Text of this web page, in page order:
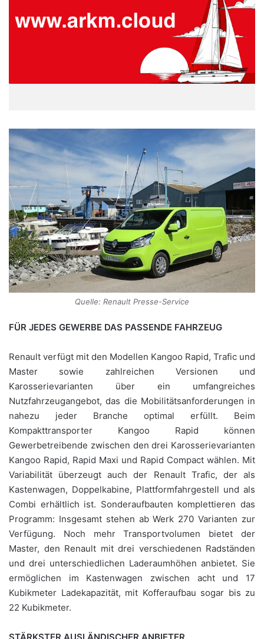
Quelle: Renault Presse-Service
FÜR JEDES GEWERBE DAS PASSENDE FAHRZEUG
Renault verfügt mit den Modellen Kangoo Rapid, Trafic und
Master sowie zahlreichen Versionen und
Karosserievarianten über ein umfangreiches
Nutzfahrzeugangebot, das die Mobilitätsanforderungen in
nahezu jeder Branche optimal erfüllt. Beim
Kompakttransporter Kangoo Rapid können
Gewerbetreibende zwischen den drei Karosserievarianten
Kangoo Rapid, Rapid Maxi und Rapid Compact wählen. Mit
Variabilität überzeugt auch der Renault Trafic, der als
Kastenwagen, Doppelkabine, Plattformfahrgestell und als
Combi erhältlich ist. Sonderaufbauten komplettieren das
Programm: Insgesamt stehen ab Werk 270 Varianten zur
Verfügung. Noch mehr Transportvolumen bietet der
Master, den Renault mit drei verschiedenen Radständen
und drei unterschiedlichen Laderaumhöhen anbietet. Sie
ermöglichen im Kastenwagen zwischen acht und 17
Kubikmeter Ladekapazität, mit Kofferaufbau sogar bis zu
22 Kubikmeter.